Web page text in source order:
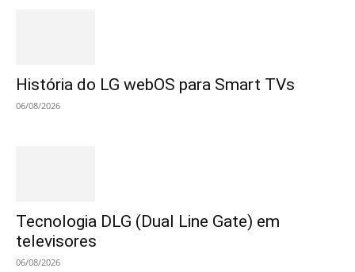
História do LG webOS para Smart TVs
06/08/2026
Tecnologia DLG (Dual Line Gate) em
televisores
06/08/2026